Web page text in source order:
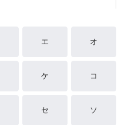
エ オ
ケ コ
セ ソ